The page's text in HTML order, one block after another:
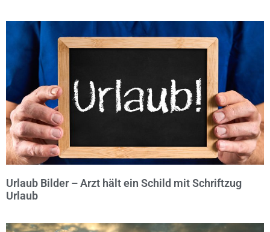
Urlaub Bilder – Arzt hält ein Schild mit Schriftzug
Urlaub
© Michael Bihlmayer